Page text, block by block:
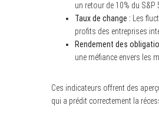
un retour de 10% du
Taux de change : Les
profits des entreprises
Rendement des
une méfiance envers les
Ces indicateurs offrent des
qui a prédit correctement la